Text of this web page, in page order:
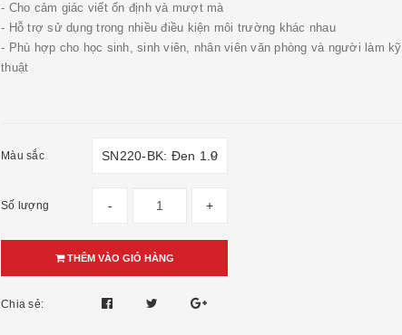
- Cho cảm giác viết ổn định và mượt mà
- Hỗ trợ sử dụng trong nhiều điều kiện môi trường khác nhau
- Phù hợp cho học sinh, sinh viên, nhân viên văn phòng và người làm kỹ
thuật
Màu sắc
Số lượng - +
THÊM VÀO GIỎ HÀNG
Chia sẻ: